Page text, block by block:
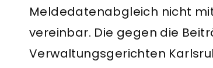
Meldedatenabgleich nicht
vereinbar. Die gegen die
Verwaltungsgerichten